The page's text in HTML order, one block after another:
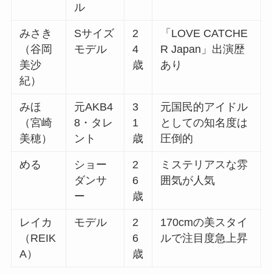
ル
みさき
（谷岡
美沙
紀）
Sサイズ
モデル
2
4
歳
「LOVE CATCHE
R Japan」出演歴
あり
みほ
（宮崎
美穂）
元AKB4
8・タレ
ント
3
1
歳
元国民的アイドル
としての知名度は
圧倒的
める
ショー
ダンサ
ー
2
6
歳
ミステリアスな雰
囲気が人気
レイカ
（REIK
A）
モデル
2
6
歳
170cmの美スタイ
ルで注目度急上昇